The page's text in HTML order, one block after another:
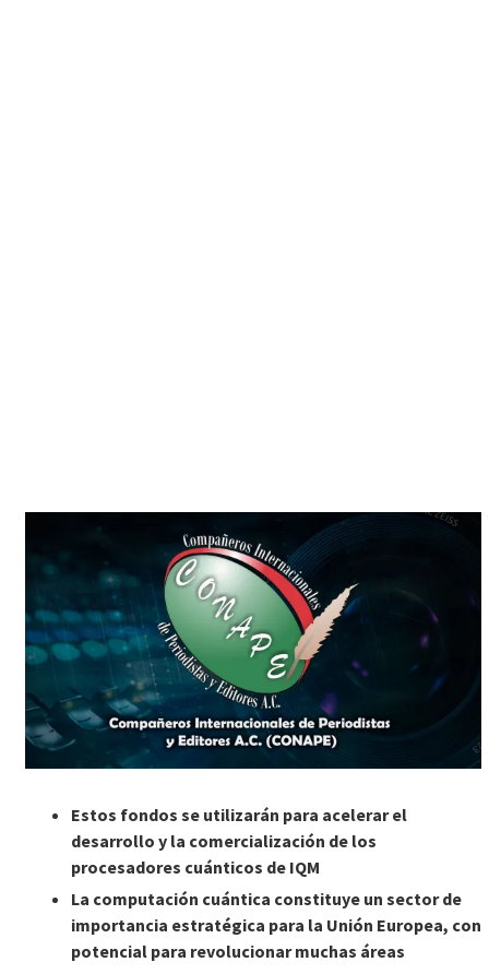
Estos fondos se utilizarán para acelerar el
desarrollo y la comercialización de los
procesadores cuánticos de IQM
La computación cuántica constituye un sector de
importancia estratégica para la Unión Europea, con
potencial para revolucionar muchas áreas